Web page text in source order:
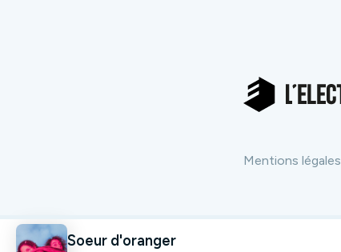
Mentions légales
Soeur d'oranger